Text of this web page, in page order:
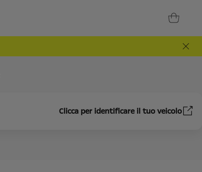
Clicca per identificare il tuo veicolo